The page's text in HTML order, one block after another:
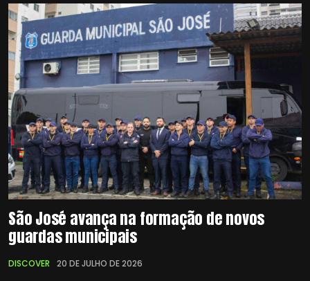
São José avança na formação de novos
guardas municipais
DISCOVER 20 DE JULHO DE 2026